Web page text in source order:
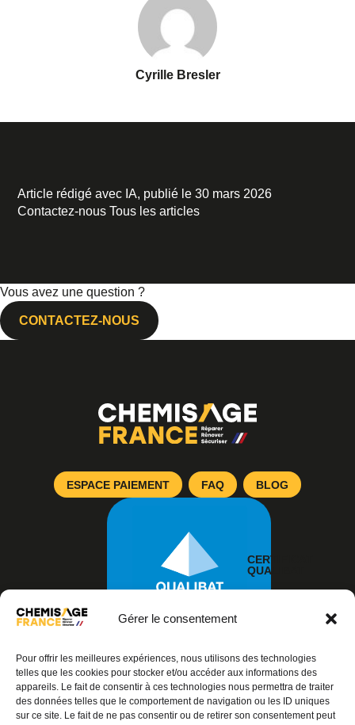
Gérer le consentement
Pour offrir les meilleures expériences, nous utilisons des technologies
telles que les cookies pour stocker et/ou accéder aux informations des
appareils. Le fait de consentir à ces technologies nous permettra de traiter
des données telles que le comportement de navigation ou les ID uniques
sur ce site. Le fait de ne pas consentir ou de retirer son consentement peut
Cyrille Bresler
Article rédigé avec IA, publié le 30 mars 2026
Contactez-nous Tous les articles
Vous avez une question ?
CONTACTEZ-NOUS
ESPACE PAIEMENT FAQ BLOG
CERTIFICAT
QUALIBAT
© 2026 – TOUS DROITS RÉSERVÉS